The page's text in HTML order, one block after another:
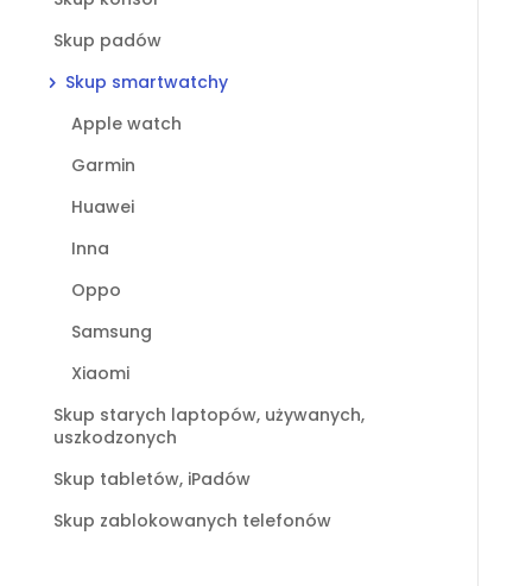
Skup padów
Skup smartwatchy
Apple watch
Garmin
Huawei
Inna
Oppo
Samsung
Xiaomi
Skup starych laptopów, używanych,
uszkodzonych
Skup tabletów, iPadów
Skup zablokowanych telefonów